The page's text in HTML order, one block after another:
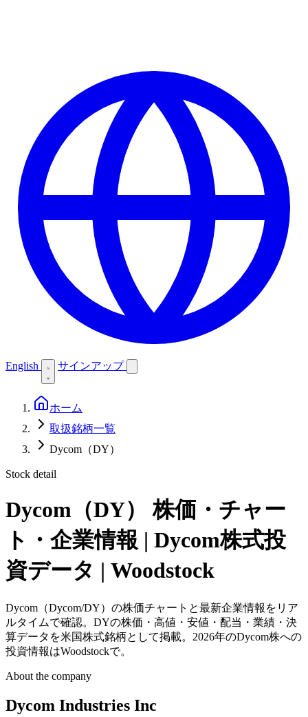
English サインアップ
ホーム
取扱銘柄一覧
Dycom（DY）
Stock detail
Dycom（DY）
株価・チャー
ト・企業情報 | Dycom株式投
資データ | Woodstock
Dycom（Dycom/DY）の株価チャートと最新企業情報をリア
ルタイムで確認。DYの株価・高値・安値・配当・業績・決
算データを米国株式銘柄として掲載。2026年のDycom株への
投資情報はWoodstockで。
About the company
Dycom Industries Inc